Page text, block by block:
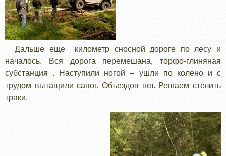
Дальше еще километр сносной дороге по лесу и
началось. Вся дорога перемешана, торфо-глиняная
субстанция . Наступили ногой – ушли по колено и с
трудом вытащили сапог. Объездов нет. Решаем стелить
траки.